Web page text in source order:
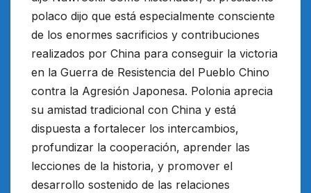
polaco dijo que está especialmente consciente
de los enormes sacrificios y contribuciones
realizados por China para conseguir la victoria
en la Guerra de Resistencia del Pueblo Chino
contra la Agresión Japonesa. Polonia aprecia
su amistad tradicional con China y está
dispuesta a fortalecer los intercambios,
profundizar la cooperación, aprender las
lecciones de la historia, y promover el
desarrollo sostenido de las relaciones